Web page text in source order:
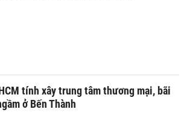
tính xây trung tâm thương mại, bãi
ở Bến Thành